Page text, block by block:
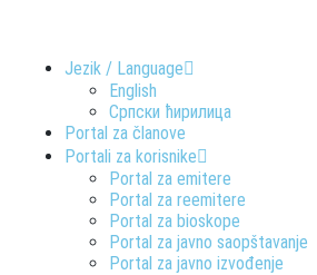
Jezik / Language
English
Српски ћирилица
Portal za članove
Portali za korisnike
Portal za emitere
Portal za reemitere
Portal za bioskope
Portal za javno saopštavanje
Portal za javno izvođenje